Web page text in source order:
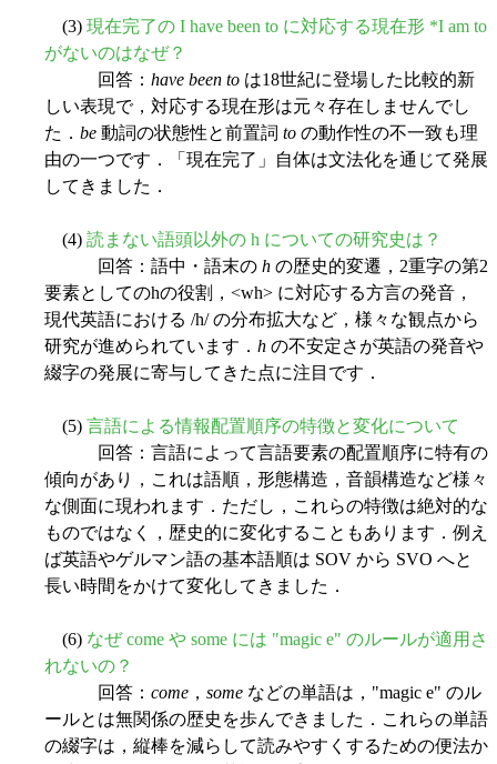
(3) 現在完了の I have been to に対応する現在形 *I am to
がないのはなぜ？
回答： have been to は18世紀に登場した比較的新
しい表現で，対応する現在形は元々存在しませんでし
た． be 動詞の状態性と前置詞 to の動作性の不一致も理
由の一つです．「現在完了」自体は文法化を通じて発展
してきました．
(4) 読まない語頭以外の h についての研究史は？
回答：語中・語末の h の歴史的変遷，2重字の第2
要素としてのhの役割，<wh> に対応する方言の発音，
現代英語における /h/ の分布拡大など，様々な観点から
研究が進められています． h の不安定さが英語の発音や
綴字の発展に寄与してきた点に注目です．
(5) 言語による情報配置順序の特徴と変化について
回答：言語によって言語要素の配置順序に特有の
傾向があり，これは語順，形態構造，音韻構造など様々
な側面に現われます．ただし，これらの特徴は絶対的な
ものではなく，歴史的に変化することもあります．例え
ば英語やゲルマン語の基本語順は SOV から SVO へと
長い時間をかけて変化してきました．
(6) なぜ come や some には "magic e" のルールが適用さ
れないの？
回答： come ， some などの単語は，"magic e" のル
ールとは無関係の歴史を歩んできました．これらの単語
の綴字は，縦棒を減らして読みやすくするための便法か